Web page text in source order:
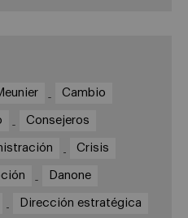
Cambio
Consejeros
Crisis
Danone
Dirección estratégica